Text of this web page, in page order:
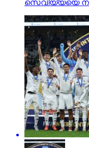
സെവിയ്യയെ